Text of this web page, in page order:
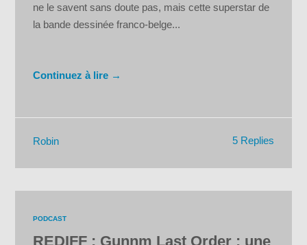
ne le savent sans doute pas, mais cette superstar de
la bande dessinée franco-belge...
Continuez à lire →
5 Replies
Robin
PODCAST
REDIFF : Gunnm Last Order : une